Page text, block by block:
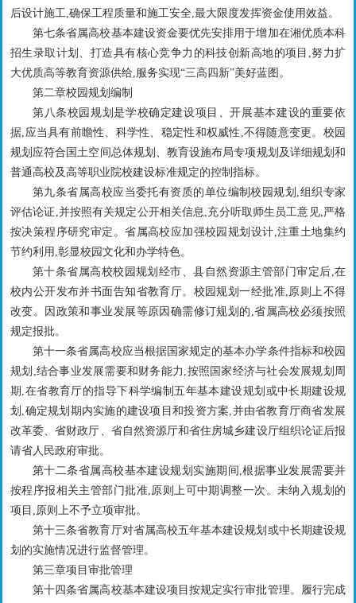
后设计施工,确保工程质量和施工安全,最大限度发挥资金使用效益。
第七条省属高校基本建设资金要优先安排用于增加在湘优质本科
招生录取计划、打造具有核心竞争力的科技创新高地的项目,努力扩
大优质高等教育资源供给,服务实现“三高四新”美好蓝图。
第二章校园规划编制
第八条校园规划是学校确定建设项目、开展基本建设的重要依
据,应当具有前瞻性、科学性、稳定性和权威性,不得随意变更。校园
规划应符合国土空间总体规划、教育设施布局专项规划及详细规划和
普通高校及高等职业院校建设标准规定的控制指标。
第九条省属高校应当委托有资质的单位编制校园规划,组织专家
评估论证,并按照有关规定公开相关信息,充分听取师生员工意见,严格
按决策程序研究审定。省属高校应加强校园规划设计,注重土地集约
节约利用,彰显校园文化和办学特色。
第十条省属高校校园规划经市、县自然资源主管部门审定后,在
校内公开发布并书面告知省教育厅。校园规划一经批准,原则上不得
改变。因政策和事业发展等原因确需修订规划的,省属高校必须按照
规定报批。
第十一条省属高校应当根据国家规定的基本办学条件指标和校园
规划,结合事业发展需要和财务能力,按照国家经济与社会发展规划周
期,在省教育厅的指导下科学编制五年基本建设规划或中长期建设规
划,确定规划期内实施的建设项目和投资方案,并由省教育厅商省发展
改革委、省财政厅、省自然资源厅和省住房城乡建设厅组织论证后报
请省人民政府审批。
第十二条省属高校基本建设规划实施期间,根据事业发展需要并
按程序报相关主管部门批准,原则上可中期调整一次。未纳入规划的
项目,原则上不予立项审批。
第十三条省教育厅对省属高校五年基本建设规划或中长期建设规
划的实施情况进行监督管理。
第三章项目审批管理
第十四条省属高校基本建设项目按规定实行审批管理。履行完成